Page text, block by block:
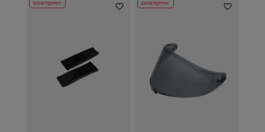
DOSTĘPNY DOSTĘPNY